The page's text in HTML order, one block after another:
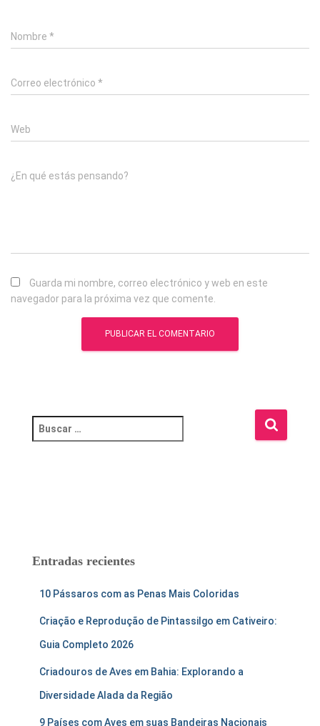
Nombre *
Correo electrónico *
Web
¿En qué estás pensando?
Guarda mi nombre, correo electrónico y web en este
navegador para la próxima vez que comente.
Entradas recientes
10 Pássaros com as Penas Mais Coloridas
Criação e Reprodução de Pintassilgo em Cativeiro:
Guia Completo 2026
Criadouros de Aves em Bahia: Explorando a
Diversidade Alada da Região
9 Países com Aves em suas Bandeiras Nacionais